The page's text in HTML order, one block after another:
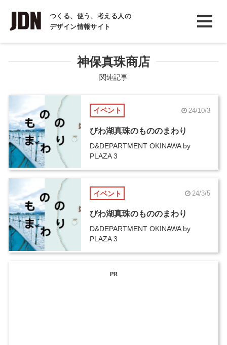
つくる、使う、考える人の
デザイン情報サイト
INTERVIEW
インタビュー
COLUMN
コラム
神保真珠商店
関連記事
イベント 24/10/3
びわ湖真珠のもののまわり
D&DEPARTMENT OKINAWA by
PLAZA 3
イベント 24/3/5
びわ湖真珠のもののまわり
D&DEPARTMENT OKINAWA by
PLAZA 3
PR